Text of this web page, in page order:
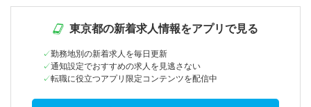
東京都の新着求人情報をアプリで見る
勤務地別の新着求人を毎日更新
通知設定でおすすめの求人を見逃さない
転職に役立つアプリ限定コンテンツを配信中